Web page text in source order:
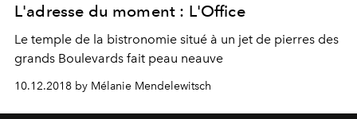
L'adresse du moment : L'Office
Le temple de la bistronomie situé à un jet de pierres des
grands Boulevards fait peau neauve
10.12.2018 by Mélanie Mendelewitsch